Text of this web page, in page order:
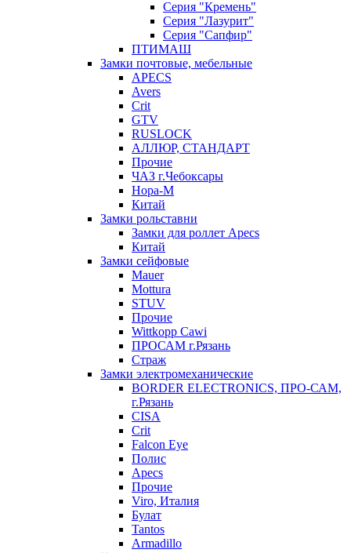
Серия "Кремень"
Серия "Лазурит"
Серия "Сапфир"
ПТИМАШ
Замки почтовые, мебельные
APECS
Avers
Crit
GTV
RUSLOCK
АЛЛЮР, СТАНДАРТ
Прочие
ЧАЗ г.Чебоксары
Нора-М
Китай
Замки рольставни
Замки для роллет Apecs
Китай
Замки сейфовые
Mauer
Mottura
STUV
Прочие
Wittkopp Cawi
ПРОСАМ г.Рязань
Страж
Замки электромеханические
BORDER ELECTRONICS, ПРО-САМ,
г.Рязань
CISA
Crit
Falcon Eye
Полис
Apecs
Прочие
Viro, Италия
Булат
Tantos
Armadillo